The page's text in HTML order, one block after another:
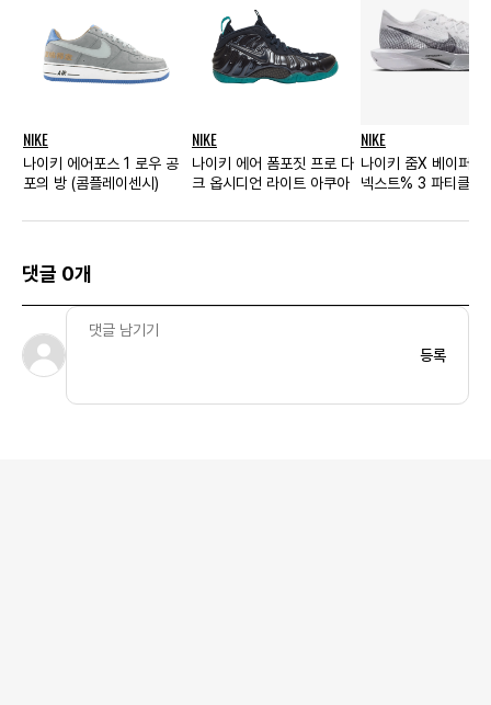
NIKE
나이키 에어포스 1 로우 공
포의 방 (콤플레이센시)
NIKE
나이키 에어 폼포짓 프로 다
크 옵시디언 라이트 아쿠아
NIKE
나이키 줌X 베이퍼플
넥스트% 3 파티클 그
댓글 0개
등록